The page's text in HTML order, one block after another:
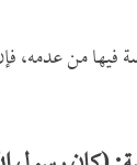
من عدمه،